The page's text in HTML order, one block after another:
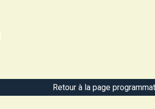
Retour à la page